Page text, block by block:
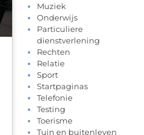
Muziek
Onderwijs
Particuliere
dienstverlening
Rechten
Relatie
Sport
Startpaginas
Telefonie
Testing
Toerisme
Tuin en buitenleven